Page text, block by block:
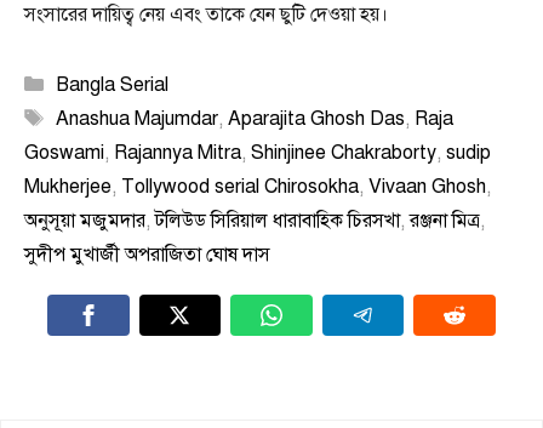
সংসারের দায়িত্ব নেয় এবং তাকে যেন ছুটি দেওয়া হয়।
Categories
Bangla Serial
Tags
Anashua Majumdar, Aparajita Ghosh Das, Raja
Goswami, Rajannya Mitra, Shinjinee Chakraborty, sudip
Mukherjee, Tollywood serial Chirosokha, Vivaan Ghosh,
অনুসূয়া মজুমদার,টলিউড সিরিয়াল ধারাবাহিক চিরসখা,রঞ্জনা মিত্র,
সুদীপ মুখার্জী অপরাজিতা ঘোষ দাস